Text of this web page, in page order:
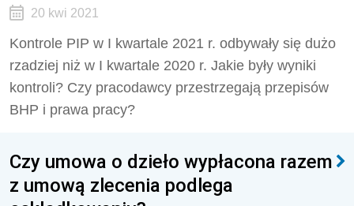
20 kwi 2021
Kontrole PIP w I kwartale 2021 r. odbywały się dużo
rzadziej niż w I kwartale 2020 r. Jakie były wyniki
kontroli? Czy pracodawcy przestrzegają przepisów
BHP i prawa pracy?
Czy umowa o dzieło wypłacona razem
z umową zlecenia podlega